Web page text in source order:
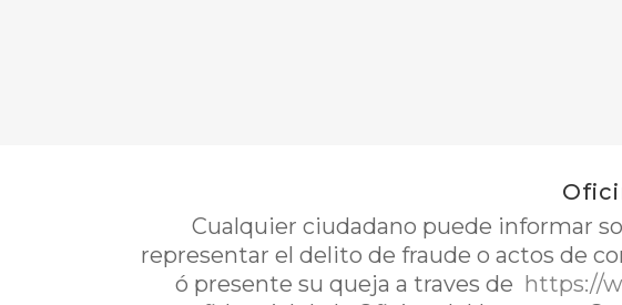
Cualquier ciudadano puede informar
representar el delito de fraude o actos de
ó presente su queja a traves de https://